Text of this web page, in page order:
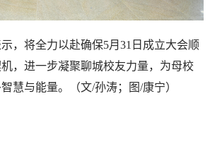
，将全力以赴确保5月31日成立大会顺
，进一步凝聚聊城校友力量，为母校
慧与能量。（文/孙涛；图/康宁）